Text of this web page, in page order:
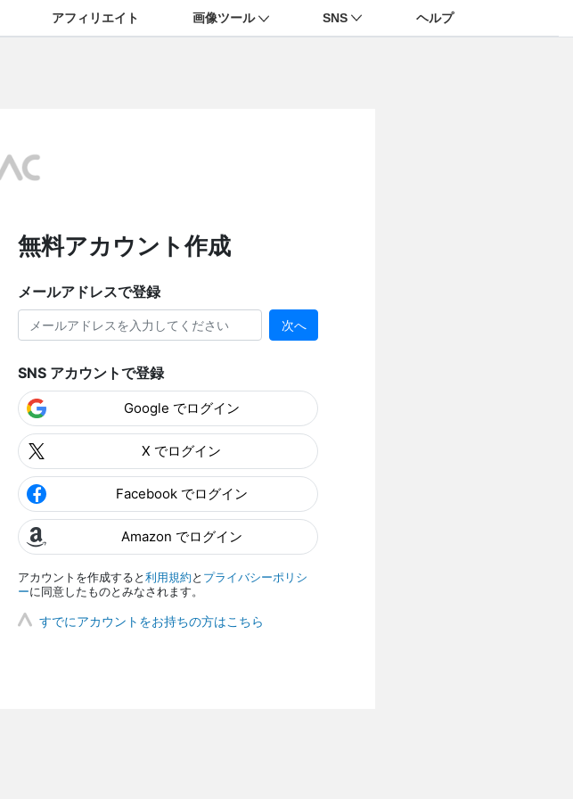
アフィリエイト 画像ツール SNS ヘルプ
無料アカウント作成
メールアドレスで登録
次へ
SNS アカウントで登録
Google でログイン
X でログイン
Facebook でログイン
Amazon でログイン
アカウントを作成すると 利用規約 と プライバシーポリシ
ーに同意したものとみなされます。
すでにアカウントをお持ちの方はこちら